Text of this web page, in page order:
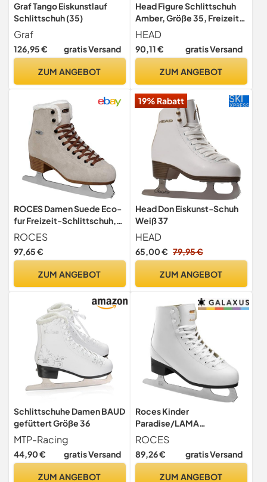
Graf Tango Eiskunstlauf
Schlittschuh (35)
Graf
126,95 € gratis Versand
ZUM ANGEBOT
Head Figure Schlittschuh
Amber, Größe 35, Freizeit
Eiskunstlaufschlittschuh,
Damen Schlittschuh in
weiß, mit Schneeflocken-
HEAD
90,11 € gratis Versand
ZUM ANGEBOT
ROCES Damen Suede Eco-
fur Freizeit-Schlittschuh,
Suedebrown, 36 EU
ROCES
97,65 €
ZUM ANGEBOT
19% Rabatt
Head Don Eiskunst-Schuh
Weiß 37
HEAD
65,00 € 79,95 €
ZUM ANGEBOT
Schlittschuhe Damen BAUD
gefüttert Größe 36
MTP-Racing
44,90 € gratis Versand
ZUM ANGEBOT
Roces Kinder
Paradise/LAMA
Schlittschuh, White, 35
ROCES
89,26 € gratis Versand
ZUM ANGEBOT